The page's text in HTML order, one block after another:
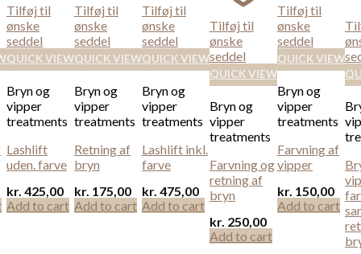
Tilføj til
ønske
seddel
QUICK VIEW
Bryn og
vipper
treatments
Lashlift
uden. farve
kr. 425,00
Add to cart
Tilføj til
ønske
seddel
QUICK VIEW
Bryn og
vipper
treatments
Retning af
bryn
kr. 175,00
Add to cart
Tilføj til
ønske
seddel
QUICK VIEW
Bryn og
vipper
treatments
Lashlift inkl.
farve
kr. 475,00
Add to cart
Tilføj til
ønske
seddel
QUICK VIEW
Bryn og
vipper
treatments
Farvning og
retning af
bryn
kr. 250,00
Add to cart
Tilføj til
ønske
seddel
QUICK VIEW
Bryn og
vipper
treatments
Farvning af
vipper
kr. 150,00
Add to cart